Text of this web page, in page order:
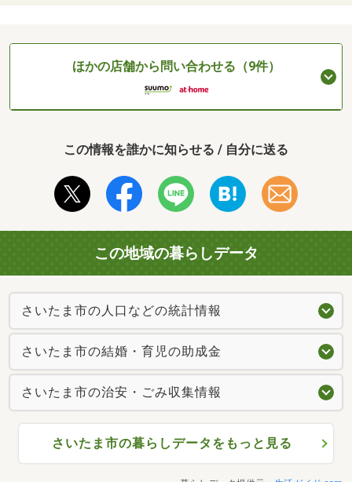
ほかの店舗から問い合わせる（9件）
この情報を誰かに知らせる / 自分に送る
この地域の暮らしデータ
さいたま市の人口などの統計情報
さいたま市の結婚・育児の助成金
さいたま市の治安・ごみ収集情報
さいたま市の暮らしデータをもっと見る